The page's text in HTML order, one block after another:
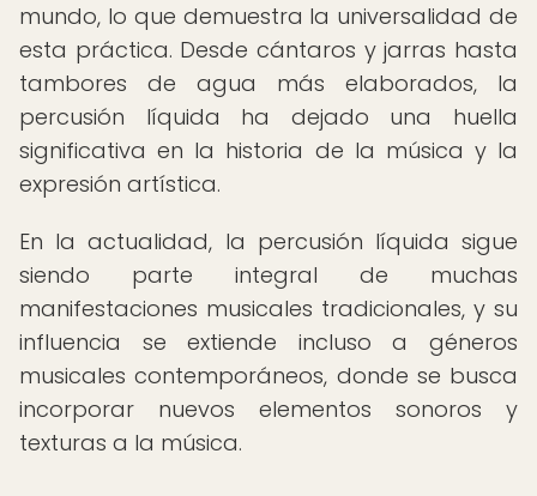
mundo, lo que demuestra la universalidad de
esta práctica. Desde cántaros y jarras hasta
tambores de agua más elaborados, la
percusión líquida ha dejado una huella
significativa en la historia de la música y la
expresión artística.
En la actualidad, la percusión líquida sigue
siendo parte integral de muchas
manifestaciones musicales tradicionales, y su
influencia se extiende incluso a géneros
musicales contemporáneos, donde se busca
incorporar nuevos elementos sonoros y
texturas a la música.